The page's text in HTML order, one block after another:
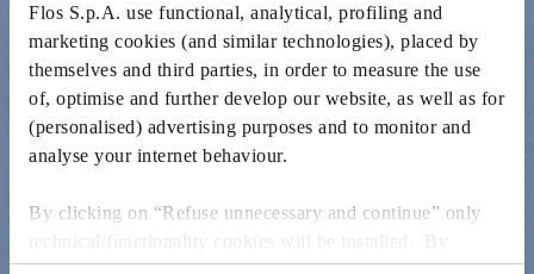
Flos S.p.A. use functional, analytical, profiling and
marketing cookies (and similar technologies), placed by
themselves and third parties, in order to measure the use
of, optimise and further develop our website, as well as for
(personalised) advertising purposes and to monitor and
analyse your internet behaviour.
By clicking on “Refuse unnecessary and continue” only
technical/functionality cookies will be installed. By
clicking on “Accept all” you consent to the use of all the